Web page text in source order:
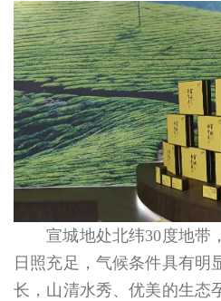
宣城地处北纬30度地带，
日照充足，气候条件具有明
长，山清水秀、优美的生态